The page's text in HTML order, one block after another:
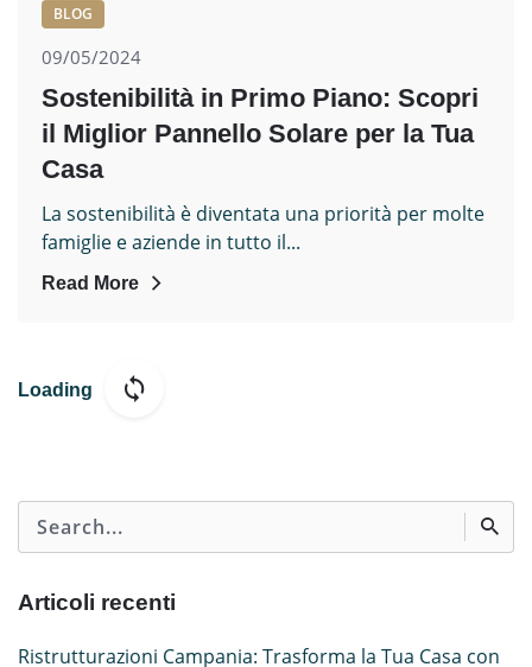
BLOG
09/05/2024
Sostenibilità in Primo Piano: Scopri
il Miglior Pannello Solare per la Tua
Casa
La sostenibilità è diventata una priorità per molte
famiglie e aziende in tutto il...
Read More
Loading
Search
for
Articoli recenti
Ristrutturazioni Campania: Trasforma la Tua Casa con